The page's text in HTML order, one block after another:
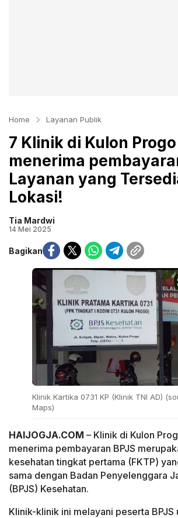
Home Layanan Publik
7 Klinik di Kulon
menerima
Layanan yang
Lokasi!
Tia Mardwi
14 Mei 2025
Bagikan
Klinik Kartika 0731 KP (Klinik TNI AD)
Maps)
HAIJOGJA.COM – Klinik di Kulon
menerima pembayaran BPJS
kesehatantingkat pertama (FKTP)
sama dengan Badan Penyelenggara
(BPJS) Kesehatan.
Klinik-klinik ini melayani peserta BPJS